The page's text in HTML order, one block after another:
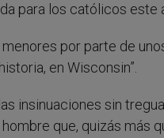
para los católicos este
por parte de
en Wisconsin”.
insinuaciones sin
que, quizás más